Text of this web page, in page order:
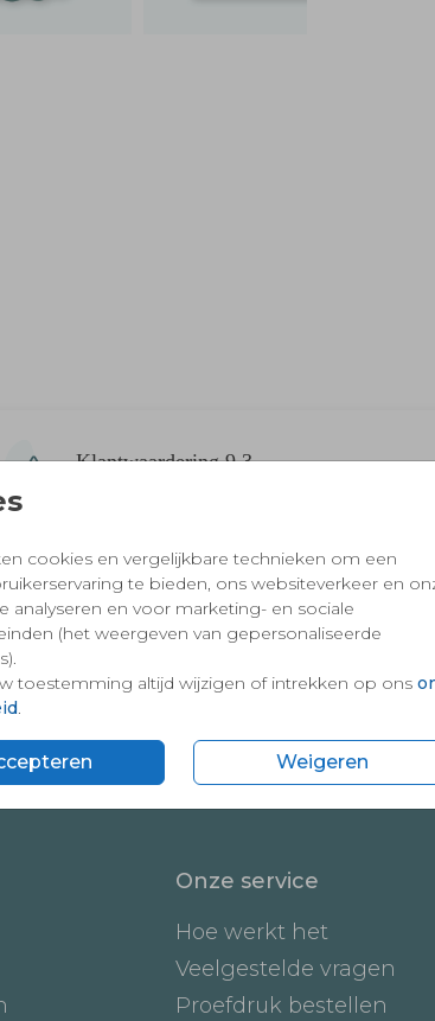
cookies en vergelijkbare technieken om een
te bieden, ons websiteverkeer en
analyseren en voor marketing- en sociale
(het weergeven van gepersonaliseerde
toestemming altijd wijzigen of intrekken op ons
Weigeren
Klantwaardering 9,3
winkelen en betalen
Onze service
Hoe werkt het
Veelgestelde vragen
Proefdruk bestellen